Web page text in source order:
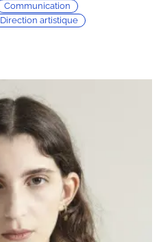
Communication
Direction artistique